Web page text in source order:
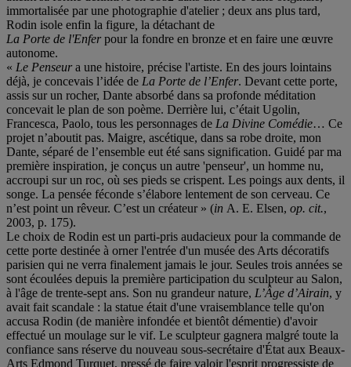
immortalisée par une photographie d'atelier ; deux ans plus tard,
Rodin isole enfin la figure la détachant de
La Porte de l'Enferpour la fondre en bronze et en faire une œuvre
autonome.
« Le Penseura une histoire, précise l'artiste. En des jours lointains
déjà, je concevais l’idée de La Porte de l’Enfer. Devant cette porte,
assis sur un rocher, Dante absorbé dans sa profonde méditation
concevait le plan de son poème. Derrière lui, c’était Ugolin,
Francesca, Paolo, tous les personnages de La Divine Comédie… Ce
projet n’aboutit pas. Maigre, ascétique, dans sa robe droite, mon
Dante, séparé de l’ensemble eut été sans signification. Guidé par ma
première inspiration, je conçus un autre 'penseur', un homme nu,
accroupi sur un roc, où ses pieds se crispent. Les poings aux dents, il
songe. La pensée féconde s’élabore lentement de son cerveau. Ce
n’est point un rêveur. C’est un créateur » (in A. E. Elsen, op. cit.,
2003, p. 175).
Le choix de Rodin est un parti-pris audacieux pour la commande de
cette porte destinée à orner l'entrée d'un musée des Arts décoratifs
parisien qui ne verra finalement jamais le jour. Seules trois années se
sont écoulées depuis la première participation du sculpteur au Salon,
à l'âge de trente-sept ans. Son nu grandeur nature, L’Âge d’Airain, y
avait fait scandale : la statue était d'une vraisemblance telle qu'on
accusa Rodin (de manière infondée et bientôt démentie) d'avoir
effectué un moulage sur le vif. Le sculpteur gagnera malgré toute la
confiance sans réserve du nouveau sous-secrétaire d'État aux Beaux-
Arts Edmond Turquet, pressé de faire valoir l'esprit progressiste de